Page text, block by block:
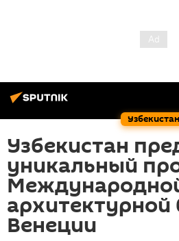
Узбекистан
Узбекистан
уникальный
архитектурной
Венеции